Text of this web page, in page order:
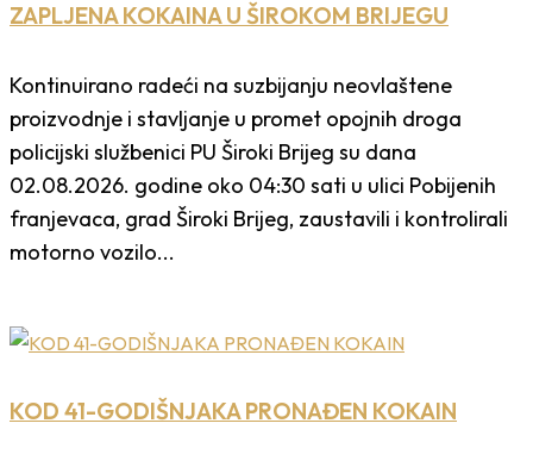
ZAPLJENA KOKAINA U ŠIROKOM BRIJEGU
Kontinuirano radeći na suzbijanju neovlaštene
proizvodnje i stavljanje u promet opojnih droga
policijski službenici PU Široki Brijeg su dana
02.08.2026. godine oko 04:30 sati u ulici Pobijenih
franjevaca, grad Široki Brijeg, zaustavili i kontrolirali
motorno vozilo...
KOD 41-GODIŠNJAKA PRONAĐEN KOKAIN